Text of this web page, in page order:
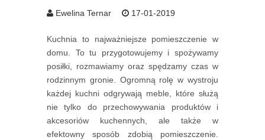
Ewelina Ternar 17-01-2019
Kuchnia to najważniejsze pomieszczenie w
domu. To tu przygotowujemy i spożywamy
posiłki, rozmawiamy oraz spędzamy czas w
rodzinnym gronie. Ogromną rolę w wystroju
każdej kuchni odgrywają meble, które służą
nie tylko do przechowywania produktów i
akcesoriów kuchennych, ale także w
efektowny sposób zdobią pomieszczenie.